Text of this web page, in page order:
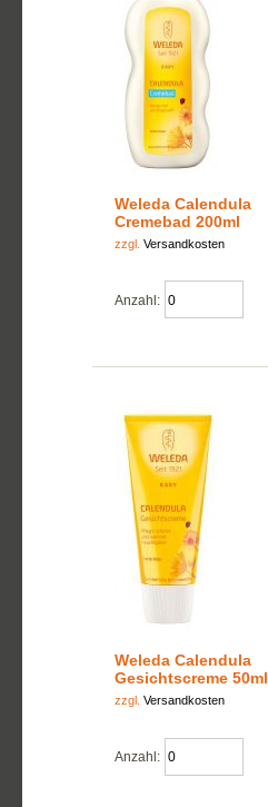
Weleda Calendula
Cremebad 200ml
zzgl. Versandkosten
Anzahl:
Weleda Calendula
Gesichtscreme 50ml
zzgl. Versandkosten
Anzahl: